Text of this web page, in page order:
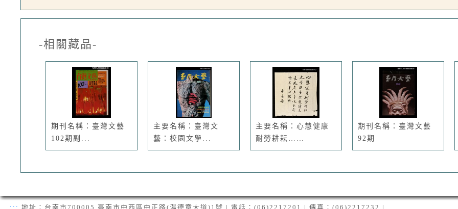
-相關藏品-
期刊名稱：臺灣文藝
102期副...
主要名稱：臺灣文
藝：校園文學...
主要名稱：心慧健康
耐勞耕耘……
期刊名稱：臺灣文藝
92期
::: 地址：台南市700005 臺南市中西區中正路(湯德章大道)1號 | 電話：(06)2217201 | 傳真：(06)2217232 |